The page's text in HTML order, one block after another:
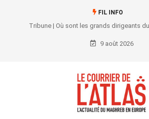
FIL INFO
Tribune | Où sont les grands dirigeants
9 août 2026